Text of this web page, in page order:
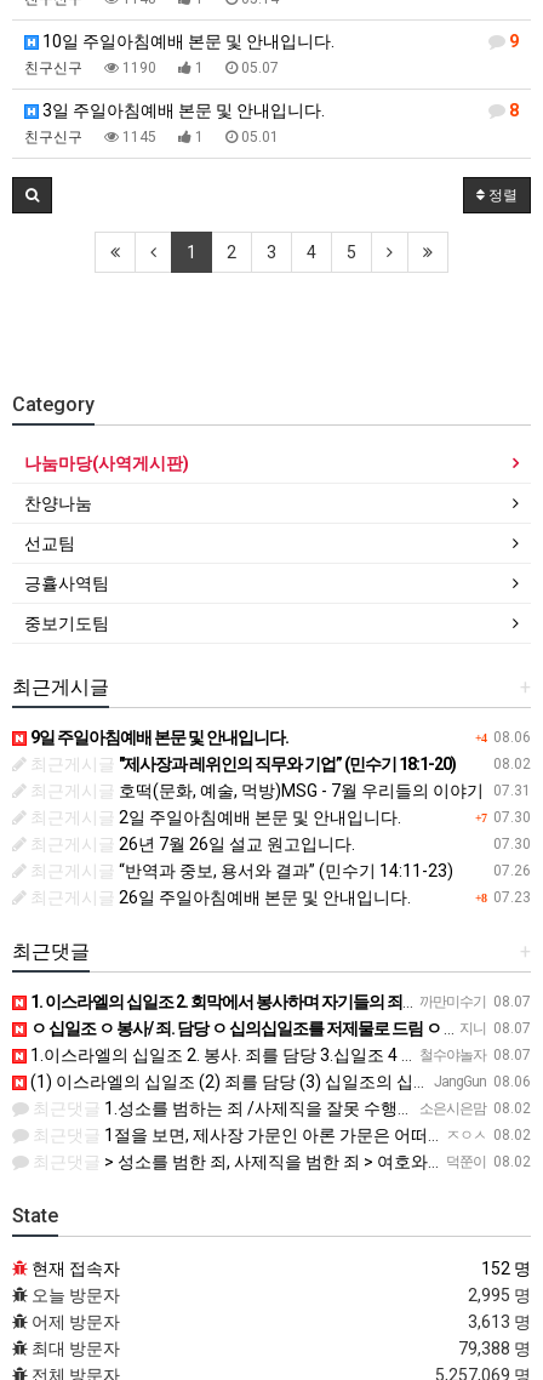
9
10일 주일아침예배 본문 및 안내입니다.
친구신구 1190 1 05.07
8
3일 주일아침예배 본문 및 안내입니다.
친구신구 1145 1 05.01
정렬
1 2 3 4 5
Category
나눔마당(사역게시판)
찬양나눔
선교팀
긍휼사역팀
중보기도팀
+
최근게시글
+4 08.06
9일 주일아침예배 본문 및 안내입니다.
08.02
최근게시글 "제사장과 레위인의 직무와 기업” (민수기 18:1-20)
07.31
최근게시글 호떡(문화, 예술, 먹방)MSG - 7월 우리들의 이야기
+7 07.30
최근게시글 2일 주일아침예배 본문 및 안내입니다.
07.30
최근게시글 26년 7월 26일 설교 원고입니다.
07.26
최근게시글 “반역과 중보, 용서와 결과” (민수기 14:11-23)
+8 07.23
최근게시글 26일 주일아침예배 본문 및 안내입니다.
+
최근댓글
까만미수기 08.07
1. 이스라엘의 십일조 2. 회막에서 봉사하며 자기들의 죄를 담당 3. 열째 몫. 십일조의 십일조 4. 받은…
지니 08.07
ㅇ 십일조 ㅇ 봉사/ 죄. 담당 ㅇ 십의십일조를 저제물로 드림 ㅇ 흠 없고 아름다운것 ㅇ 죄 / 죽음
철수야놀자 08.07
1.이스라엘의 십일조 2. 봉사. 죄를 담당 3.십일조 4 흠 없이 좋은 것 5.죄. 죽음
JangGun 08.06
(1) 이스라엘의 십일조 (2) 죄를 담당 (3) 십일조의 십일조 (4) 가장 아름다운 것 (5) 성물을 더…
소은시은맘 08.02
최근댓글 1.성소를 범하는 죄 /사제직을 잘못 수행한죄 2.진노가 다시는 이스라엘 자손에게 미치지 않는다. 3.모든 …
ㅈㅇㅅ 08.02
최근댓글 1절을 보면, 제사장 가문인 아론 가문은 어떠한 죄에 대하여 책임을 져야 했습니까? 공동번역으로 살펴보세요.…
덕쭌이 08.02
최근댓글 > 성소를 범한 죄, 사제직을 범한 죄 > 여호와의 진노가 다시는 이스라엘 자손에게 미치지 아니하리라 > 주…
State
현재 접속자
152 명
오늘 방문자
2,995 명
어제 방문자
3,613 명
최대 방문자
79,388 명
전체 방문자
5,257,069 명